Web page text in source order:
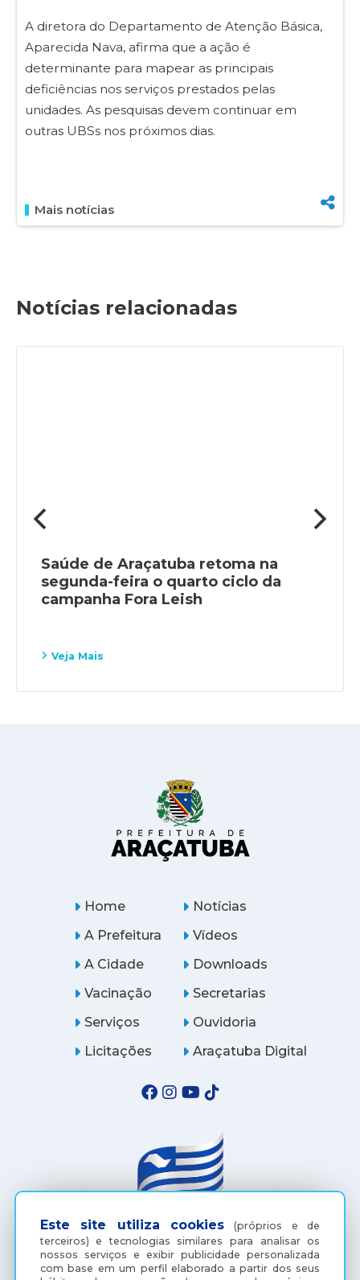
A diretora do Departamento de Atenção Básica,
Aparecida Nava, afirma que a ação é
determinante para mapear as principais
deficiências nos serviços prestados pelas
unidades. As pesquisas devem continuar em
outras UBSs nos próximos dias.
Mais notícias
Notícias relacionadas
Saúde de Araçatuba retoma na
segunda-feira o quarto ciclo da
campanha Fora Leish
Veja Mais
Este site utiliza cookies (próprios e de
terceiros) e tecnologias similares para analisar os
nossos serviços e exibir publicidade personalizada
com base em um perfil elaborado a partir dos seus
Home
A Prefeitura
A Cidade
Notícias
Vídeos
Downloads
Vacinação
Serviços
Licitações
Secretarias
Ouvidoria
Araçatuba Digital
(18) 3607-6500